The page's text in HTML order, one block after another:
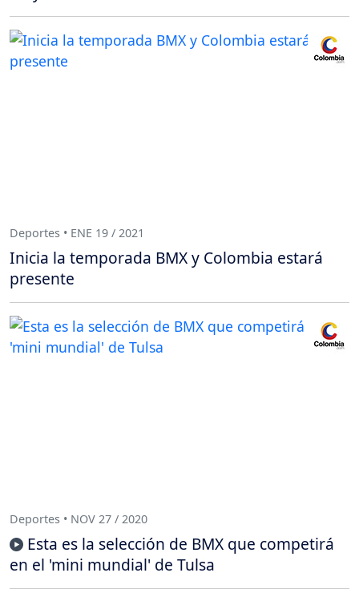
Deportes • ENE 19 / 2021
Inicia la temporada BMX y Colombia estará
presente
Deportes • NOV 27 / 2020
Esta es la selección de BMX que competirá
en el 'mini mundial' de Tulsa